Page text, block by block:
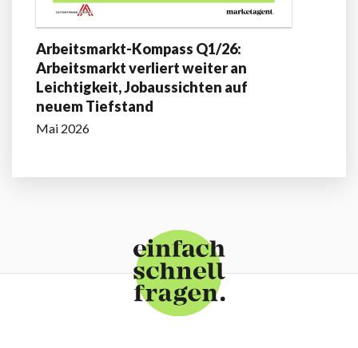
Arbeitsmarkt-Kompass Q1/26:
Arbeitsmarkt verliert weiter an
Leichtigkeit, Jobaussichten auf
neuem Tiefstand
Mai 2026